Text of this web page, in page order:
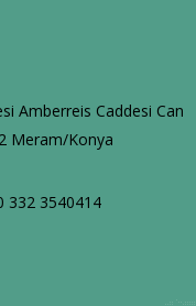
Amberreis Caddesi Can
Meram/Konya
332 3540414